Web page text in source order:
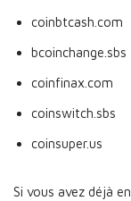
coinbtcash.com
bcoinchange.sbs
coinfinax.com
coinswitch.sbs
coinsuper.us
Si vous avez déjà